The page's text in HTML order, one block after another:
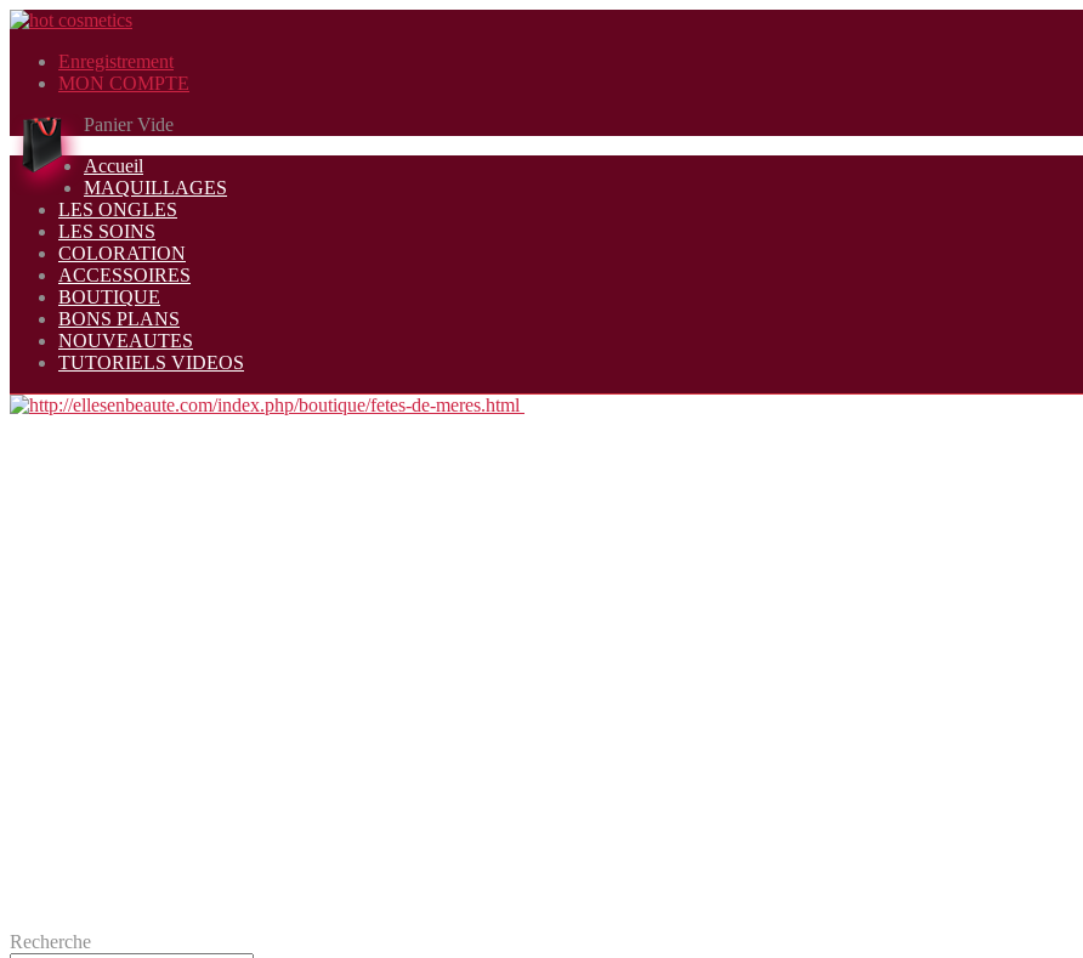
Enregistrement
MON COMPTE
Panier Vide
Accueil
MAQUILLAGES
LES ONGLES
LES SOINS
COLORATION
ACCESSOIRES
BOUTIQUE
BONS PLANS
NOUVEAUTES
TUTORIELS VIDEOS
Recherche